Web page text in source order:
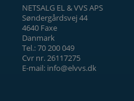
NETSALG EL & VVS APS
Søndergårdsvej 44
4640 Faxe
Danmark
Tel.: 70 200 049
Cvr nr. 26117275
E-mail: info@elvvs.dk
Tilmeld dig
EVON Start 11
med 5